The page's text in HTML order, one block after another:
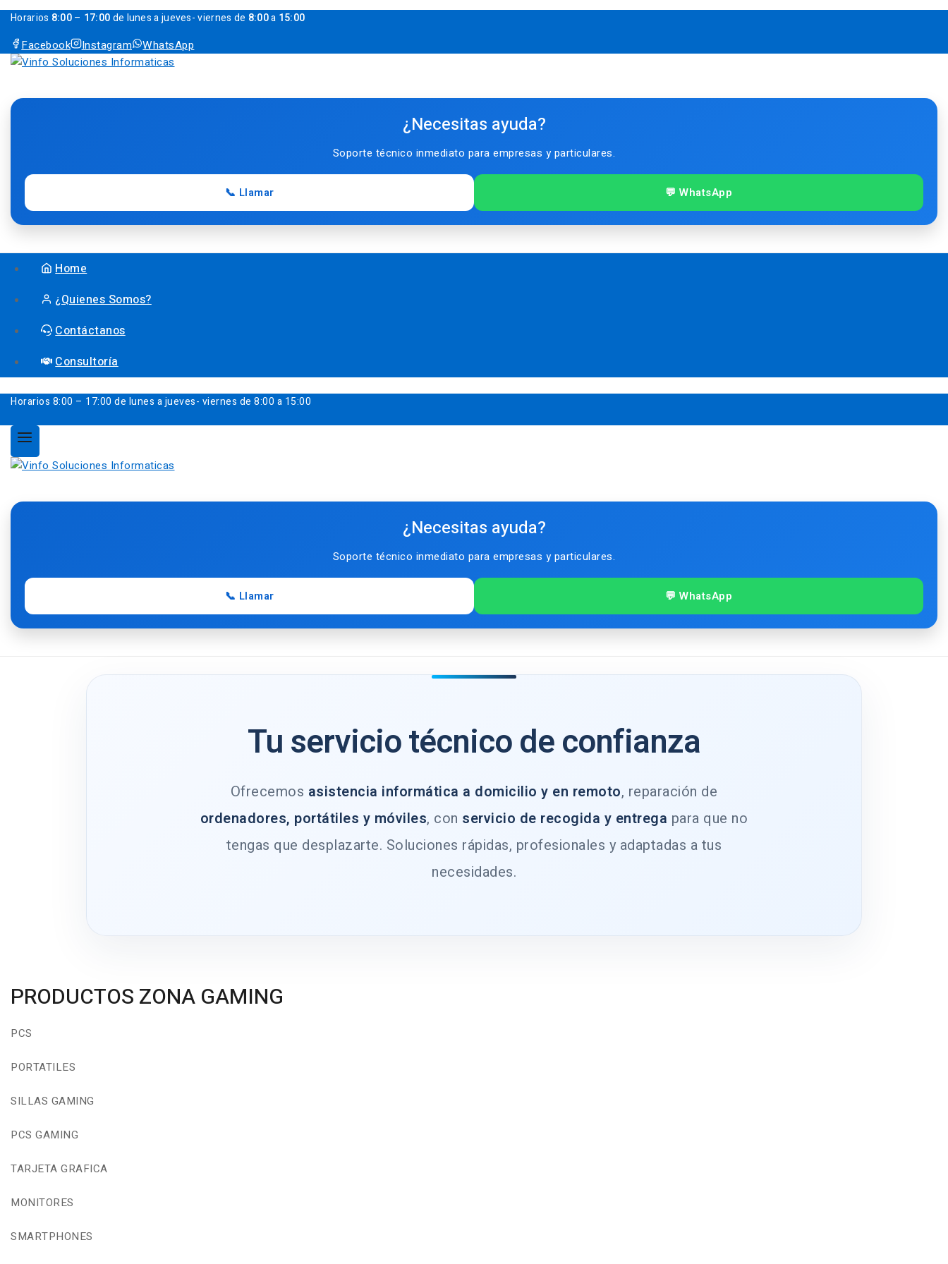
Horarios 8:00– 17:00de lunes a jueves- viernes de 8:00a 15:00
Facebook Instagram WhatsApp
¿Necesitas ayuda?
Soporte técnico inmediato para empresas y particulares.
📞 Llamar 💬 WhatsApp
Home
¿Quienes Somos?
Contáctanos
Consultoría
Horarios 8:00 – 17:00 de lunes a jueves- viernes de 8:00 a 15:00
¿Necesitas ayuda?
Soporte técnico inmediato para empresas y particulares.
📞 Llamar 💬 WhatsApp
Tu servicio técnico de confianza
Ofrecemos asistencia informática a domicilio y en remoto, reparación de
ordenadores, portátiles y móviles, con servicio de recogida y entrega para que no
tengas que desplazarte. Soluciones rápidas, profesionales y adaptadas a tus
necesidades.
PRODUCTOS ZONA GAMING
PCS
PORTATILES
SILLAS GAMING
PCS GAMING
TARJETA GRAFICA
MONITORES
SMARTPHONES